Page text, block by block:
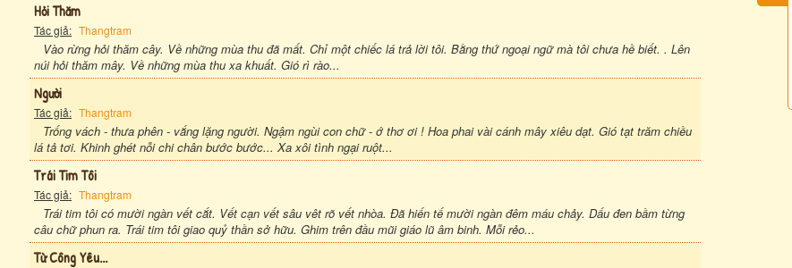
Hỏi Thăm
Tác giả: Thangtram
Vào rừng hỏi thăm cây. Về những mùa thu đã mất. Chỉ một chiếc lá trả lời tôi. Bằng thứ ngoại ngữ mà tôi chưa hề biết. . Lên
núi hỏi thăm mây. Về những mùa thu xa khuất. Gió rì rào...
Người
Tác giả: Thangtram
Trống vách - thưa phên - vắng lặng người. Ngậm ngùi con chữ - ớ thơ ơi ! Hoa phai vài cánh mây xiêu dạt. Gió tạt trăm chiều
lá tả tơi. Khinh ghét nỗi chi chân bước bước... Xa xôi tình ngại ruột...
Trái Tim Tôi
Tác giả: Thangtram
Trái tim tôi có mười ngàn vết cắt. Vết cạn vết sâu vêt rõ vết nhòa. Đã hiến tế mười ngàn đêm máu chảy. Dấu đen bầm từng
câu chữ phun ra. Trái tim tôi giao quỷ thần sở hữu. Ghim trên đầu mũi giáo lũ âm binh. Mỗi rẻo...
Từ Công Yêu...